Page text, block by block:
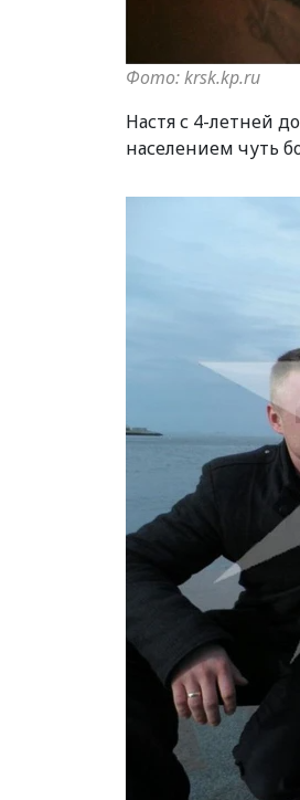
Фото: krsk.kp.ru
Настя с 4-летней
населением чуть